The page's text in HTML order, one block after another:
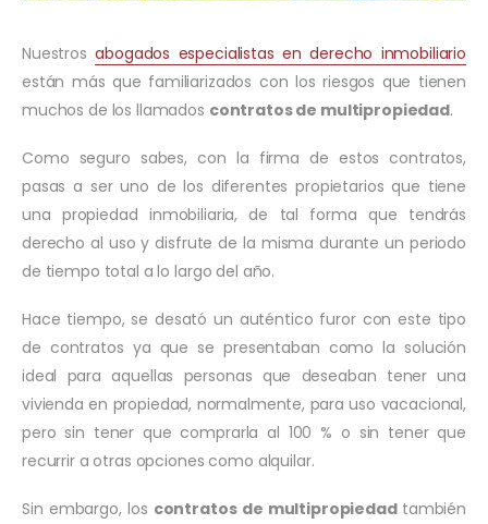
Nuestrosabogados especialistas en derecho inmobiliario
están más que familiarizados con los riesgos que tienen
muchos de los llamados contratos de multipropiedad.
Como seguro sabes, con la firma de estos contratos,
pasas a ser uno de los diferentes propietarios que tiene
una propiedad inmobiliaria, de tal forma que tendrás
derecho al uso y disfrute de la misma durante un periodo
de tiempo total a lo largo del año.
Hace tiempo, se desató un auténtico furor con este tipo
de contratos ya que se presentaban como la solución
ideal para aquellas personas que deseaban tener una
vivienda en propiedad, normalmente, para uso vacacional,
pero sin tener que comprarla al 100 % o sin tener que
recurrir a otras opciones como alquilar.
Sin embargo, los contratos de multipropiedad también